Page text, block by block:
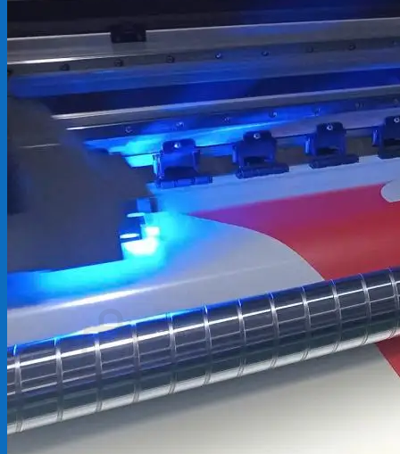
In Tem Nhãn
In Decal
Tin tức
Tin Tức In Kỹ Thuật Số
Tin Tức In UV
Tin tức công ty
Tuyển dụng
Câu hỏi thường gặp
kiếm:
Giỏ hàng /0₫
Chưa có sản phẩm trong giỏ hàng.
Quay trở lại cửa hàng